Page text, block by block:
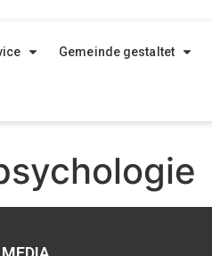
Gemeinde gestaltet